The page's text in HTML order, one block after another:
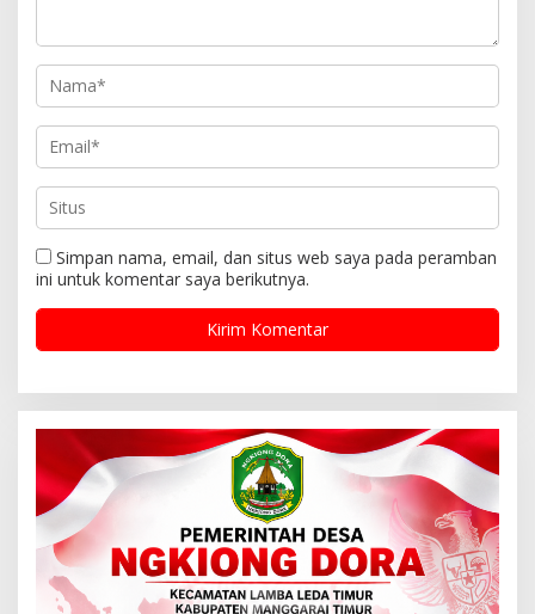
Simpan nama, email, dan situs web saya pada peramban
ini untuk komentar saya berikutnya.